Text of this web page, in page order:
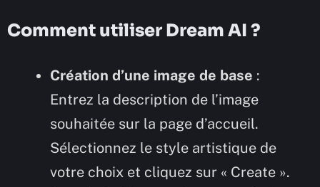
Comment utiliser Dream AI ?
Création d’une image de base :
Entrez la description de l’image
souhaitée sur la page d’accueil.
Sélectionnez le style artistique de
votre choix et cliquez sur « Create ».